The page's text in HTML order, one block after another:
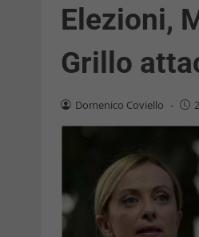
Elezioni,
Grillo
Domenico Coviello -